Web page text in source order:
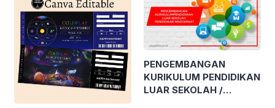
PENGEMBANGAN
KURIKULUM PENDIDIKAN
LUAR SEKOLAH /